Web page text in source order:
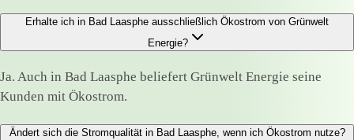
Erhalte ich in Bad Laasphe ausschließlich Ökostrom von Grünwelt
Energie?
Ja. Auch in Bad Laasphe beliefert Grünwelt Energie seine
Kunden mit Ökostrom.
Ändert sich die Stromqualität in Bad Laasphe, wenn ich Ökostrom nutze?